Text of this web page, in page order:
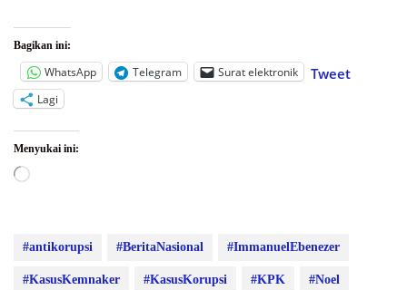
Bagikan ini:
WhatsApp Telegram Surat elektronik Tweet
Lagi
Menyukai ini:
Memuat...
#antikorupsi #BeritaNasional #ImmanuelEbenezer
#KasusKemnaker #KasusKorupsi #KPK #Noel